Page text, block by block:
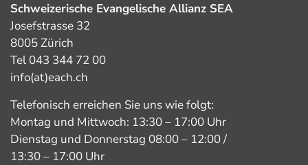
Schweizerische Evangelische Allianz SEA
Josefstrasse 32
8005 Zürich
Tel 043 344 72 00
info(at)each.ch
Telefonisch erreichen Sie uns wie folgt:
Montag und Mittwoch: 13:30 – 17:00 Uhr
Dienstag und Donnerstag 08:00 – 12:00 /
13:30 – 17:00 Uhr